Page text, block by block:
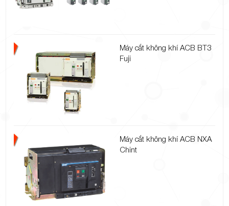
Máy cắt không khí ACB BT3
Fuji
Máy cắt không khí ACB NXA
Chint